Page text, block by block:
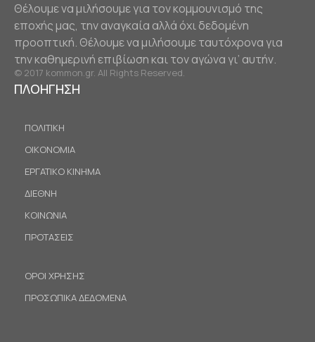
Θέλουμε να μιλήσουμε για τον κομμουνισμό της
εποχής μας, την αναγκαία αλλά όχι δεδομένη
προοπτική. Θέλουμε να μιλήσουμε ταυτόχρονα για
την καθημερινή επιβίωση και τον αγώνα γι’ αυτήν.
© 2017 kommon.gr. All Rights Reserved.
ΠΛΟΗΓΗΣΗ
ΠΟΛΙΤΙΚΗ
ΟΙΚΟΝΟΜΙΑ
ΕΡΓΑΤΙΚΟ ΚΙΝΗΜΑ
ΔΙΕΘΝΗ
ΚΟΙΝΩΝΙΑ
ΠΡΟΤΑΣΕΙΣ
ΟΡΟΙ ΧΡΗΣΗΣ
ΠΡΟΣΩΠΙΚΑ ΔΕΔΟΜΕΝΑ